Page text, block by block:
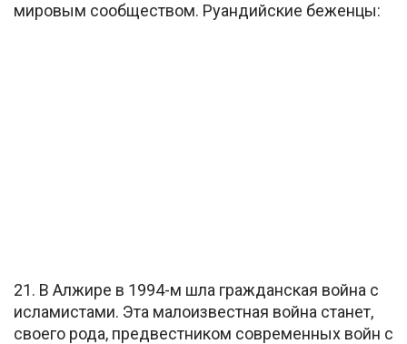
мировым сообществом. Руандийские беженцы:
21. В Алжире в 1994-м шла гражданская война с
исламистами. Эта малоизвестная война станет,
своего рода, предвестником современных войн с